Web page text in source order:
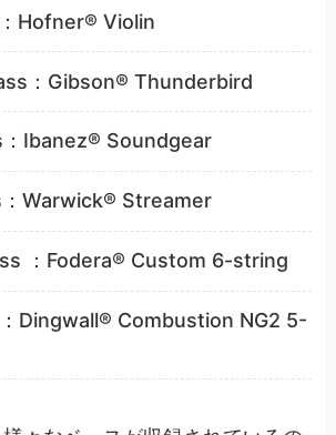
Hofner® Violin
：Gibson® Thunderbird
Ibanez® Soundgear
Warwick® Streamer
：Fodera® Custom 6-string
Dingwall® Combustion NG2 5-